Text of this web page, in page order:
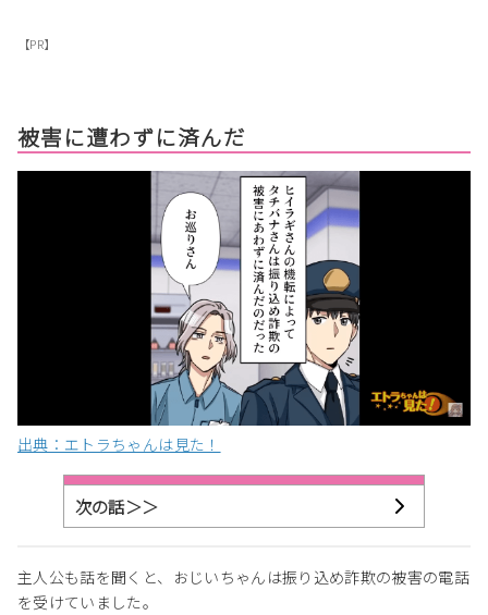
【PR】
被害に遭わずに済んだ
出典：エトラちゃんは見た！
次の話＞＞
主人公も話を聞くと、おじいちゃんは振り込め詐欺の被害の電話
を受けていました。